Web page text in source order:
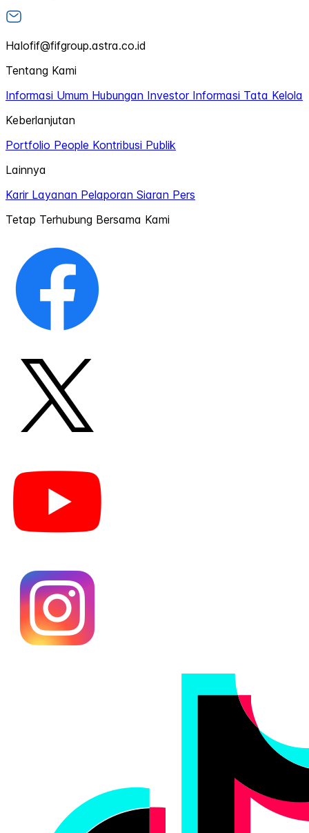
Halofif@fifgroup.astra.co.id
Tentang Kami
Informasi Umum Hubungan Investor Informasi Tata Kelola
Keberlanjutan
Portfolio People Kontribusi Publik
Lainnya
Karir Layanan Pelaporan Siaran Pers
Tetap Terhubung Bersama Kami